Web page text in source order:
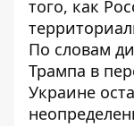
того, как
По словам
Трампа в
Украине